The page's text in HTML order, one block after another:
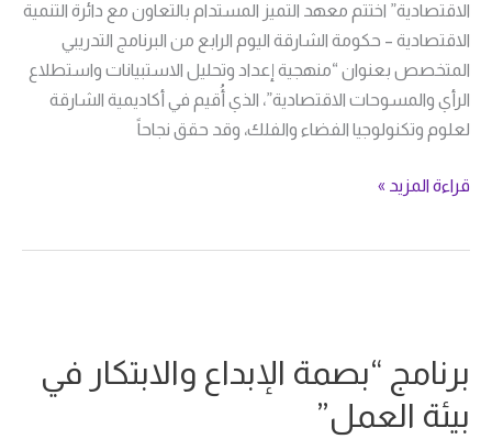
الاقتصادية” اختتم معهد التميز المستدام بالتعاون مع دائرة التنمية
الاقتصادية – حكومة الشارقة اليوم الرابع من البرنامج التدريبي
المتخصص بعنوان “منهجية إعداد وتحليل الاستبيانات واستطلاع
الرأي والمسوحات الاقتصادية”، الذي أُقيم في أكاديمية الشارقة
لعلوم وتكنولوجيا الفضاء والفلك، وقد حقق نجاحاً
قراءة المزيد »
برنامج “بصمة الإبداع والابتكار في
بيئة العمل”
الإبداع
والابتكار
في